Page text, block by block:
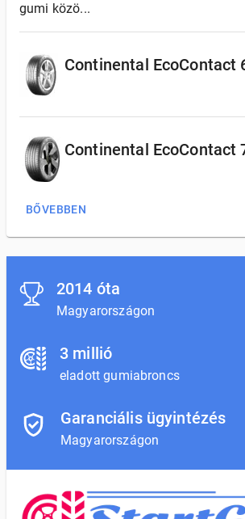
gumi közö...
Continental EcoContact
Continental EcoContact
BŐVEBBEN
2014 óta
Magyarországon
3 millió
eladott gumiabroncs
Garanciális ügyintézés
Magyarországon